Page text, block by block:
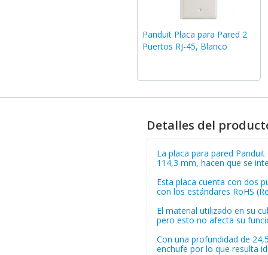
Panduit Placa para Pared 2
Puertos RJ-45, Blanco
Detalles del
La placa para pared
114,3 mm, hacen que se
Esta placa cuenta con dos
con los estándares RoHS
El material utilizado en su
pero esto no afecta su
Con una profundidad de
enchufe por lo que resulta